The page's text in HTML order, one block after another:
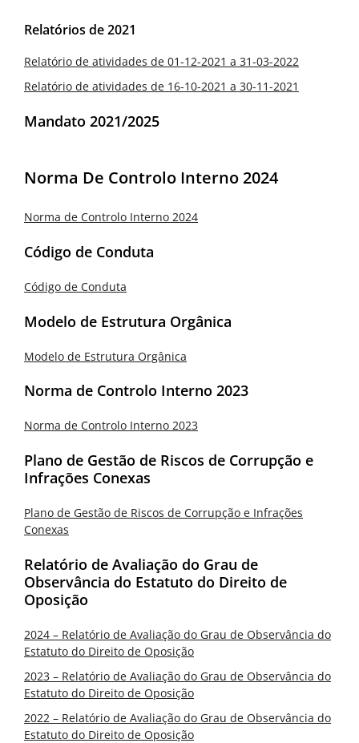
Relatórios de 2021
Relatório de atividades de 01-12-2021 a 31-03-2022
Relatório de atividades de 16-10-2021 a 30-11-2021
Mandato 2021/2025
Norma De Controlo Interno 2024
Norma de Controlo Interno 2024
Código de Conduta
Código de Conduta
Modelo de Estrutura Orgânica
Modelo de Estrutura Orgânica
Norma de Controlo Interno 2023
Norma de Controlo Interno 2023
Plano de Gestão de Riscos de Corrupção e
Infrações Conexas
Plano de Gestão de Riscos de Corrupção e Infrações
Conexas
Relatório de Avaliação do Grau de
Observância do Estatuto do Direito de
Oposição
2024 – Relatório de Avaliação do Grau de Observância do
Estatuto do Direito de Oposição
2023 – Relatório de Avaliação do Grau de Observância do
Estatuto do Direito de Oposição
2022 – Relatório de Avaliação do Grau de Observância do
Estatuto do Direito de Oposição